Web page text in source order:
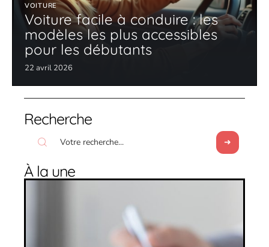
VOITURE
Voiture facile à conduire : les
modèles les plus accessibles
pour les débutants
22 avril 2026
Recherche
À la une